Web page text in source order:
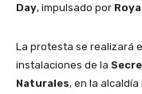
Day, impulsado por
La protesta se realizará
instalaciones de la
Naturales, en la